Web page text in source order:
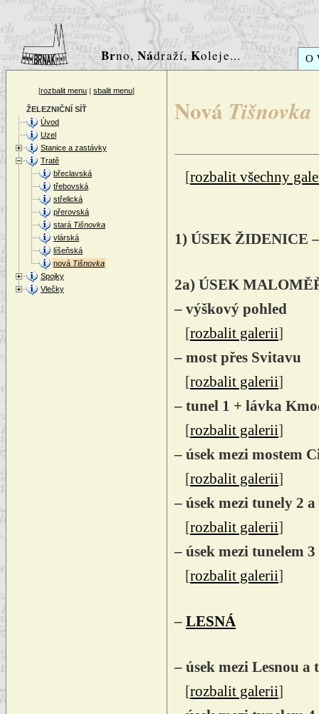
Brno,Nádraží,Koleje... O
[rozbalit menu | sbalit menu]
ŽELEZNIČNÍ SÍŤ
Úvod
Uzel
Stanice a zastávky
Tratě
břeclavská
třebovská
střelická
přerovská
stará Tišnovka
vlárská
líšeňská
nová Tišnovka
Spojky
Vlečky
Nová Tišnovka
[rozbalit všechny
1) ÚSEK ŽIDENICE
2a) ÚSEK
– výškový pohled
[rozbalit galerii]
– most přes Svitavu
[rozbalit galerii]
– tunel 1 + lávka
[rozbalit galerii]
– úsek mezi mostem
[rozbalit galerii]
– úsek mezi tunely 2 a
[rozbalit galerii]
– úsek mezi tunelem
[rozbalit galerii]
– LESNÁ
– úsek mezi Lesnou a
[rozbalit galerii]